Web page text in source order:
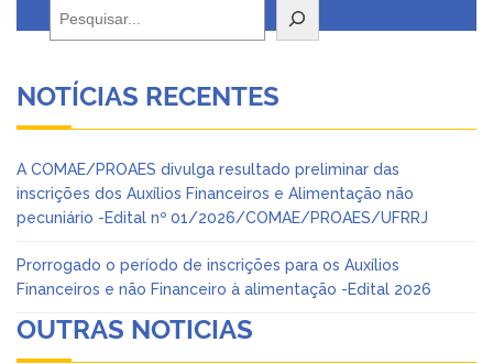
NOTÍCIAS RECENTES
A COMAE/PROAES divulga resultado preliminar das
inscrições dos Auxílios Financeiros e Alimentação não
pecuniário -Edital nº 01/2026/COMAE/PROAES/UFRRJ
Prorrogado o período de inscrições para os Auxílios
Financeiros e não Financeiro à alimentação -Edital 2026
OUTRAS NOTICIAS